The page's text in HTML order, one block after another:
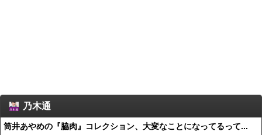
乃木通
筒井あやめの『脇肉』コレクション、大変なことになってるって...